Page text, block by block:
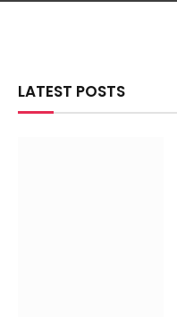
LATEST POSTS